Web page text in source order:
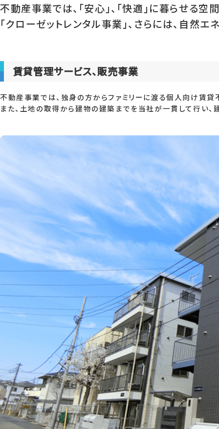
不動産事業では、「安心」、「快適」に暮らせる
「クローゼットレンタル事業」、さらには、自然
賃貸管理サービス、販売事業
不動産事業では、独身の方からファミリーに渡る個人向け賃貸
また、土地の取得から建物の建築までを当社が一貫して行い